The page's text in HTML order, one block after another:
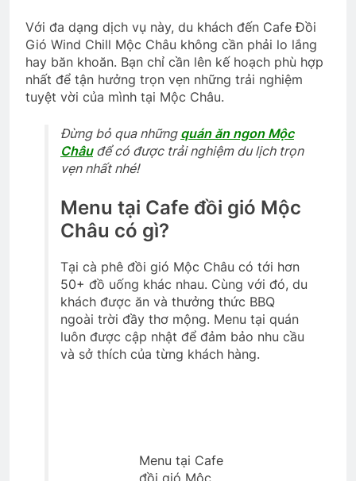
Với đa dạng dịch vụ này, du khách đến Cafe Đồi
Gió Wind Chill Mộc Châu không cần phải lo lắng
hay băn khoăn. Bạn chỉ cần lên kế hoạch phù hợp
nhất để tận hưởng trọn vẹn những trải nghiệm
tuyệt vời của mình tại Mộc Châu.
Đừng bỏ qua những quán ăn ngon Mộc
Châuđể có được trải nghiệm du lịch trọn
vẹn nhất nhé!
Menu tại Cafe đồi gió Mộc
Châu có gì?
Tại cà phê đồi gió Mộc Châu có tới hơn
50+ đồ uống khác nhau. Cùng với đó, du
khách được ăn và thưởng thức BBQ
ngoài trời đầy thơ mộng. Menu tại quán
luôn được cập nhật để đảm bảo nhu cầu
và sở thích của từng khách hàng.
Menu tại Cafe
đồi gió Mộc